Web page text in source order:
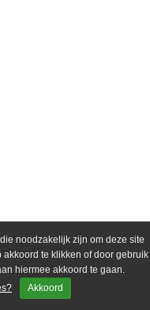
noodzakelijk zijn om deze site
te klikken of door gebruik
hiermee akkoord te gaan.
Akkoord